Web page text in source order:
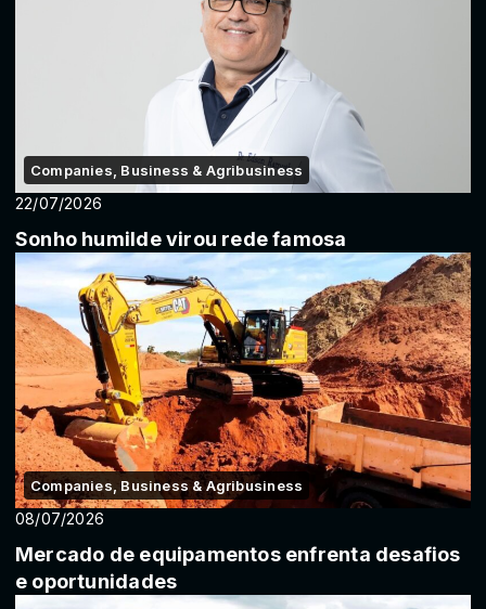
Companies, Business & Agribusiness
22/07/2026
Sonho humilde virou rede famosa
Companies, Business & Agribusiness
08/07/2026
Mercado de equipamentos enfrenta desafios
e oportunidades